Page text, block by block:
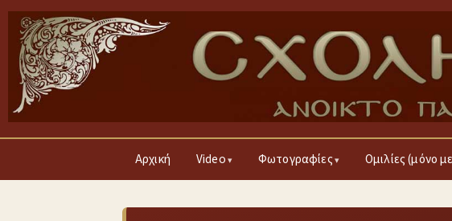
Αρχική Video Φωτογραφίες Ομιλίες (μόνο